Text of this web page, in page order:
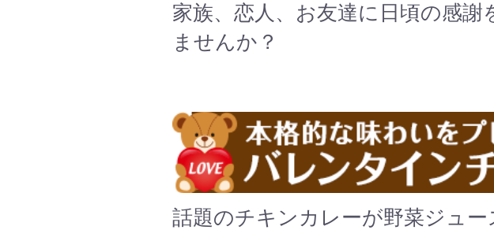
家族、恋人、お友達に日頃の感
ませんか？
話題のチキンカレーが野菜ジュ